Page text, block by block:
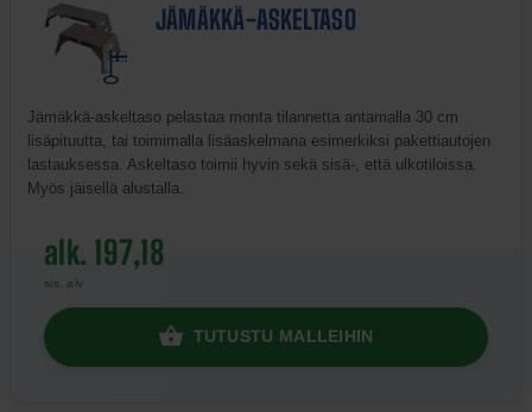
JÄMÄKKÄ-ASKELTASO
Jämäkkä-askeltaso pelastaa monta tilannetta antamalla 30 cm
lisäpituutta, tai toimimalla lisäaskelmana esimerkiksi pakettiautojen
lastauksessa. Askeltaso toimii hyvin sekä sisä-, että ulkotiloissa.
Myös jäisellä alustalla.
alk. 197,18
sis. alv
TUTUSTU MALLEIHIN